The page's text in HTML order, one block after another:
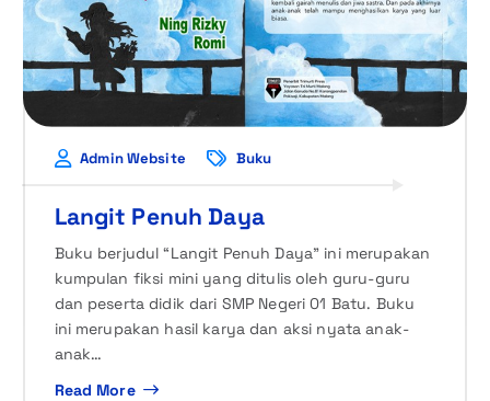
Admin Website Buku
Langit Penuh Daya
Buku berjudul “Langit Penuh Daya” ini merupakan
kumpulan fiksi mini yang ditulis oleh guru-guru
dan peserta didik dari SMP Negeri 01 Batu. Buku
ini merupakan hasil karya dan aksi nyata anak-
anak…
Read More